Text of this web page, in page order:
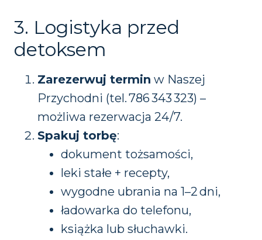
3. Logistyka przed
detoksem
Zarezerwuj termin w Naszej
Przychodni (tel. 786 343 323) –
możliwa rezerwacja 24/7.
Spakuj torbę:
dokument tożsamości,
leki stałe + recepty,
wygodne ubrania na 1–2 dni,
ładowarka do telefonu,
książka lub słuchawki.